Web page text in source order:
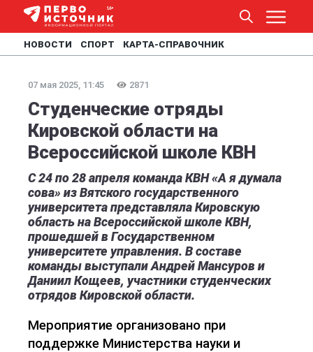
НОВОСТИ СПОРТ КАРТА-СПРАВОЧНИК
07 мая 2025, 11:45 2871
Студенческие отряды
Кировской области на
Всероссийской школе КВН
С 24 по 28 апреля команда КВН «А я думала
сова» из Вятского государственного
университета представляла Кировскую
область на Всероссийской школе КВН,
прошедшей в Государственном
университете управления. В составе
команды выступали Андрей Мансуров и
Даниил Кощеев, участники студенческих
отрядов Кировской области.
Мероприятие организовано при
поддержке Министерства науки и